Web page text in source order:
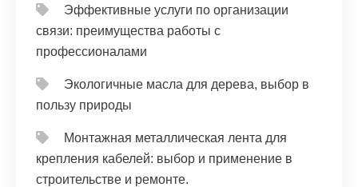
Эффективные услуги по организации
связи: преимущества работы с
профессионалами
Экологичные масла для дерева, выбор в
пользу природы
Монтажная металлическая лента для
крепления кабелей: выбор и применение в
строительстве и ремонте.